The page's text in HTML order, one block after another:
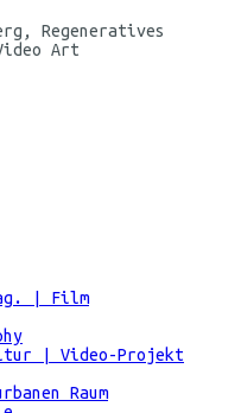
Regeneratives
Art
| Film
| Video-Projekt
Raum